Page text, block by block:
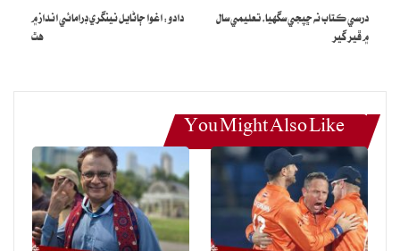
درسي ڪتاب نه ڇپجي سگهيا، تعليمي سال
۾ ڦير گير
دادو: اغوا ڄاڻايل نينگري ڊرامائي انداز ۾
هٿ
You Might Also Like